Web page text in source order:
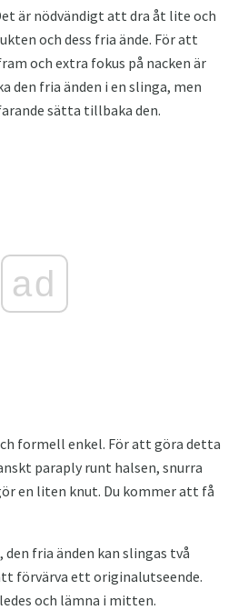
är nödvändigt att dra åt lite och
och dess fria ände. För att
och extra fokus på nacken är
den fria änden i en slinga, men
sätta tillbaka den.
ad
formell enkel. För att göra detta
paraply runt halsen, snurra
en liten knut. Du kommer att få
fria änden kan slingas två
förvärva ett originalutseende.
och lämna i mitten.